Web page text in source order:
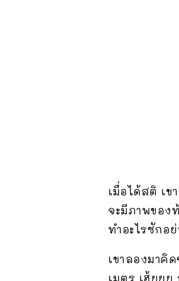
เมื่อได้สติ เ
จะมีภาพของ
ทำอะไรซักอ
เขาลองมาคิ